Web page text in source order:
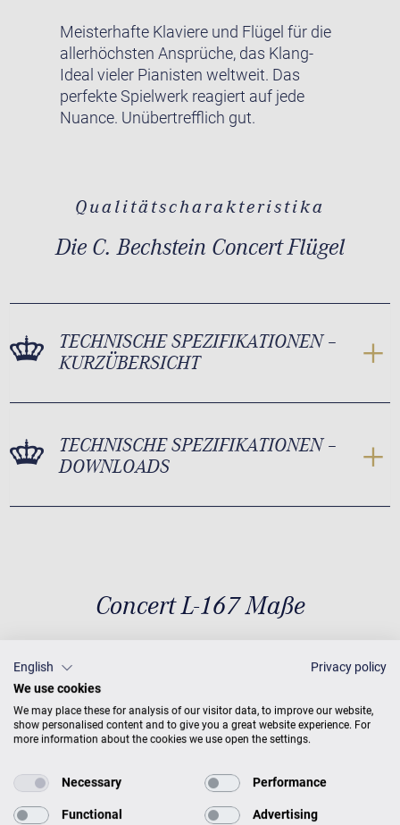
Meisterhafte Klaviere und Flügel für die
allerhöchsten Ansprüche, das Klang-
Ideal vieler Pianisten weltweit. Das
perfekte Spielwerk reagiert auf jede
Nuance. Unübertrefflich gut.
Qualitätscharakteristika
Die C. Bechstein Concert Flügel
TECHNISCHE SPEZIFIKATIONEN –
KURZÜBERSICHT
TECHNISCHE SPEZIFIKATIONEN –
DOWNLOADS
Concert L-167 Maße
Maße
317 kg
English
Privacy policy
We use cookies
We may place these for analysis of our visitor data, to improve our website,
show personalised content and to give you a great website experience. For
more information about the cookies we use open the settings.
Necessary Performance
Functional Advertising